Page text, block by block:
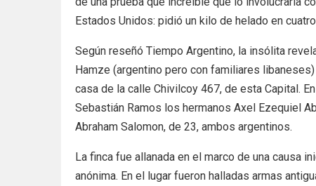
Estados Unidos: pidió un kilo de helado en
Según reseñó Tiempo Argentino, la insólita
Hamze (argentino pero con familiares
casa de la calle Chivilcoy 467, de esta Capital.
Sebastián Ramos los hermanos Axel Ezequiel
Abraham Salomon, de 23, ambos argentinos.
La finca fue allanada en el marco de una causa
anónima. En el lugar fueron halladas armas